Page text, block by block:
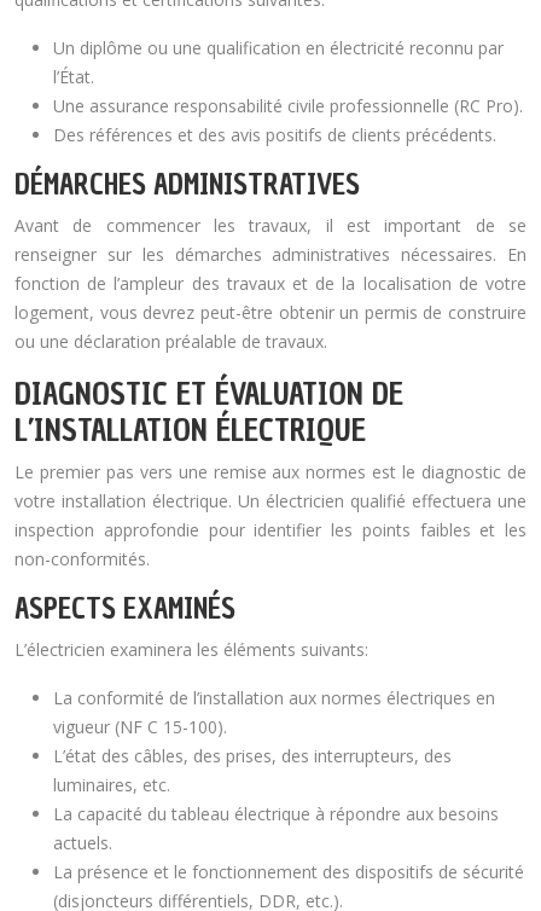
Un diplôme ou une qualification en électricité reconnu par
l’État.
Une assurance responsabilité civile professionnelle (RC Pro).
Des références et des avis positifs de clients précédents.
DÉMARCHES ADMINISTRATIVES
Avant de commencer les travaux, il est important de se
renseigner sur les démarches administratives nécessaires. En
fonction de l’ampleur des travaux et de la localisation de votre
logement, vous devrez peut-être obtenir un permis de construire
ou une déclaration préalable de travaux.
DIAGNOSTIC ET ÉVALUATION DE
L’INSTALLATION ÉLECTRIQUE
Le premier pas vers une remise aux normes est le diagnostic de
votre installation électrique. Un électricien qualifié effectuera une
inspection approfondie pour identifier les points faibles et les
non-conformités.
ASPECTS EXAMINÉS
L’électricien examinera les éléments suivants:
La conformité de l’installation aux normes électriques en
vigueur (NF C 15-100).
L’état des câbles, des prises, des interrupteurs, des
luminaires, etc.
La capacité du tableau électrique à répondre aux besoins
actuels.
La présence et le fonctionnement des dispositifs de sécurité
(disjoncteurs différentiels, DDR, etc.).